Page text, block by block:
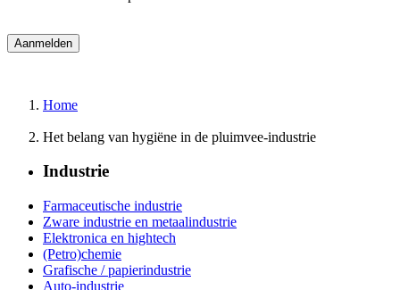
Home
Het belang van hygiëne in de pluimvee-industrie
Industrie
Farmaceutische industrie
Zware industrie en metaalindustrie
Elektronica en hightech
(Petro)chemie
Grafische / papierindustrie
Auto-industrie